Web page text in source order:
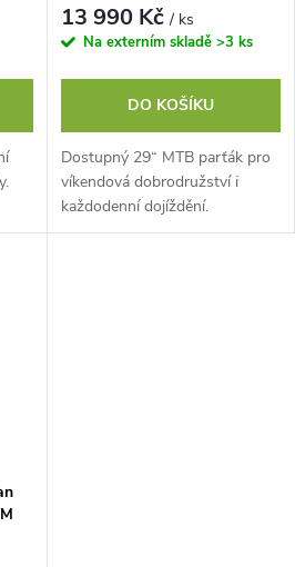
13 990 Kč/ ks
Na externím skladě >3 ks
DO KOŠÍKU
Dostupný 29“ MTB parťák pro
víkendová dobrodružství i
každodenní dojíždění.
Ergonomie zaměřená na